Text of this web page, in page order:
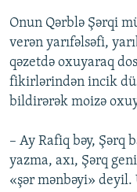
Onun Qərblə Şərqi
verən yarıfəlsəfi,
qəzetdə oxuyaraq
fikirlərindən incik
bildirərək moizə
– Ay Rafiq bəy, Şərq
yazma, axı, Şərq
«şər mənbəyi» deyil.